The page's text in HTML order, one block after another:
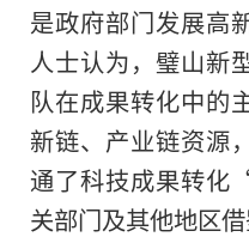
是政府部门发展高
人士认为，璧山新
队在成果转化中的
新链、产业链资源
通了科技成果转
关部门及其他地区借